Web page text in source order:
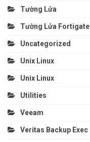
Tường Lửa
Tường Lửa Fortigate
Uncategorized
Unix Linux
Unix Linux
Utilities
Veeam
Veritas Backup Exec